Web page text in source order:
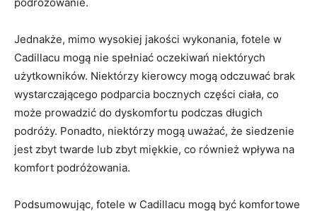
Jednakże, mimo wysokiej jakości wykonania, fotele w
Cadillacu mogą nie spełniać oczekiwań niektórych
użytkowników. Niektórzy kierowcy mogą odczuwać brak
wystarczającego podparcia bocznych części ciała, co
może prowadzić do⁢ dyskomfortu podczas⁣ długich
podróży. Ponadto, ‌niektórzy mogą uważać, że siedzenie⁤
jest zbyt twarde lub zbyt miękkie, co również wpływa na⁣
komfort podróżowania.
Podsumowując, fotele w Cadillacu mogą być komfortowe